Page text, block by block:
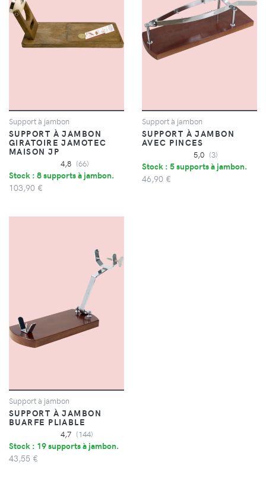
Support à jambon
SUPPORT À JAMBON
GIRATOIRE JAMOTEC
MAISON JP
4,8 (66)
Stock : 8 supports à jambon.
103,90 €
Support à jambon
SUPPORT À JAMBON
AVEC PINCES
5,0 (3)
Stock : 5 supports à jambon.
46,90 €
Support à jambon
SUPPORT À JAMBON
BUARFE PLIABLE
4,7 (144)
Stock : 19 supports à jambon.
43,55 €